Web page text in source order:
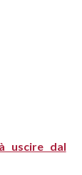
uscire dal